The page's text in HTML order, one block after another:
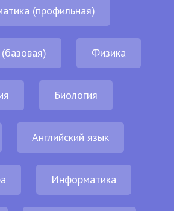
(профильная)
Физика
Биология
Английский язык
Информатика